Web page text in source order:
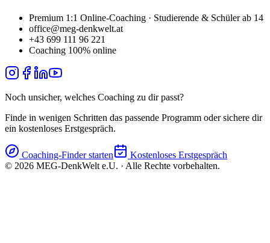
Premium 1:1 Online-Coaching · Studierende & Schüler ab 14
office@meg-denkwelt.at
+43 699 111 96 221
Coaching 100% online
Noch unsicher, welches Coaching zu dir passt?
Finde in wenigen Schritten das passende Programm oder sichere dir
ein kostenloses Erstgespräch.
Coaching-Finder starten
Kostenloses Erstgespräch
© 2026 MEG-DenkWelt e.U. · Alle Rechte vorbehalten.